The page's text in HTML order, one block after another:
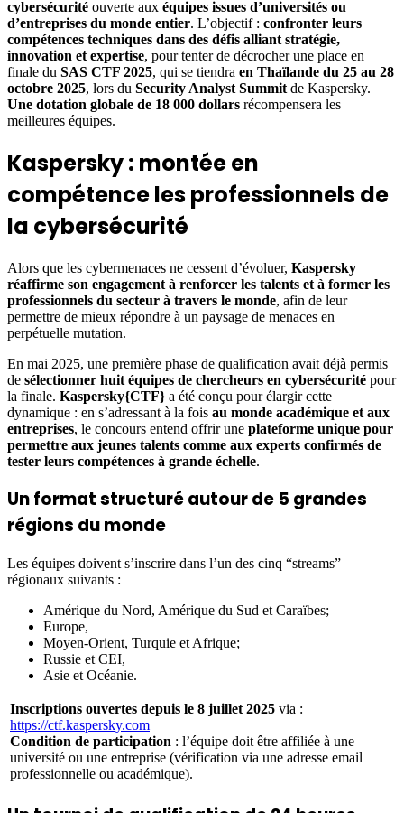
cybersécurité ouverte aux équipes issues d’universités ou
d’entreprises du monde entier. L’objectif : confronter leurs
compétences techniques dans des défis alliant stratégie,
innovation et expertise, pour tenter de décrocher une place en
finale du SAS CTF 2025, qui se tiendra en Thaïlande du 25 au 28
octobre 2025, lors du Security Analyst Summit de Kaspersky.
Une dotation globale de 18 000 dollars récompensera les
meilleures équipes.
Kaspersky : montée en
compétence les professionnels de
la cybersécurité
Alors que les cybermenaces ne cessent d’évoluer, Kaspersky
réaffirme son engagement à renforcer les talents et à former les
professionnels du secteur à travers le monde, afin de leur
permettre de mieux répondre à un paysage de menaces en
perpétuelle mutation.
En mai 2025, une première phase de qualification avait déjà permis
de sélectionner huit équipes de chercheurs en cybersécurité pour
la finale. Kaspersky{CTF} a été conçu pour élargir cette
dynamique : en s’adressant à la fois au monde académique et aux
entreprises, le concours entend offrir une plateforme unique pour
permettre aux jeunes talents comme aux experts confirmés de
tester leurs compétences à grande échelle.
Un format structuré autour de 5 grandes
régions du monde
Les équipes doivent s’inscrire dans l’un des cinq “streams”
régionaux suivants :
Amérique du Nord, Amérique du Sud et Caraïbes;
Europe,
Moyen-Orient, Turquie et Afrique;
Russie et CEI,
Asie et Océanie.
Inscriptions ouvertes depuis le 8 juillet 2025 via :
https://ctf.kaspersky.com
Condition de participation : l’équipe doit être affiliée à une
université ou une entreprise (vérification via une adresse email
professionnelle ou académique).